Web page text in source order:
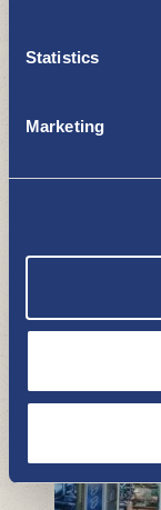
Statistics
Marketing
Mty
OSTOKSET